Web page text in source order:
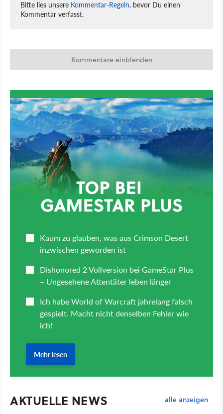
Bitte lies unsere Kommentar-Regeln, bevor Du einen
Kommentar verfasst.
Kommentare einblenden
AKTUELLE NEWS alle anzeigen